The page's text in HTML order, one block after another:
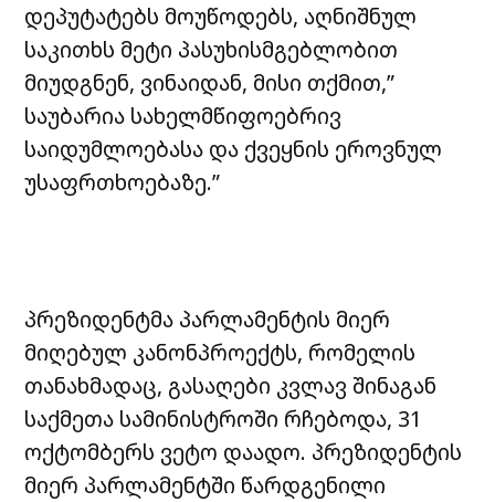
დეპუტატებს მოუწოდებს, აღნიშნულ
საკითხს მეტი პასუხისმგებლობით
მიუდგნენ, ვინაიდან, მისი თქმით,”
საუბარია სახელმწიფოებრივ
საიდუმლოებასა და ქვეყნის ეროვნულ
უსაფრთხოებაზე.”
პრეზიდენტმა პარლამენტის მიერ
მიღებულ კანონპროექტს, რომელის
თანახმადაც, გასაღები კვლავ შინაგან
საქმეთა სამინისტროში რჩებოდა, 31
ოქტომბერს ვეტო დაადო. პრეზიდენტის
მიერ პარლამენტში წარდგენილი